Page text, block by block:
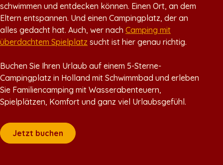
schwimmen und entdecken können. Einen Ort, an dem
Eltern entspannen. Und einen Campingplatz, der an
alles gedacht hat. Auch, wer nach Camping mit
überdachtem Spielplatz sucht ist hier genau richtig.
Buchen Sie Ihren Urlaub auf einem 5-Sterne-
Campingplatz in Holland mit Schwimmbad und erleben
Sie Familiencamping mit Wasserabenteuern,
Spielplätzen, Komfort und ganz viel Urlaubsgefühl.
Jetzt buchen